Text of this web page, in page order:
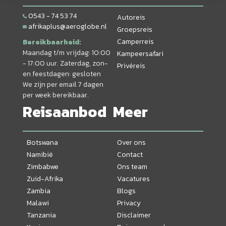
0543 - 74 53 74
afrikaplus@aeroglobe.nl
Bereikbaarheid:
Maandag t/m vrijdag: 10:00
- 17:00 uur. Zaterdag, zon-
en feestdagen: gesloten
We zijn per email 7 dagen
per week bereikbaar.
Autoreis
Groepsreis
Camperreis
Kampeersafari
Privéreis
Reisaanbod
Botswana
Namibië
Zimbabwe
Zuid-Afrika
Zambia
Malawi
Tanzania
Meer
Over ons
Contact
Ons team
Vacatures
Blogs
Privacy
Disclaimer